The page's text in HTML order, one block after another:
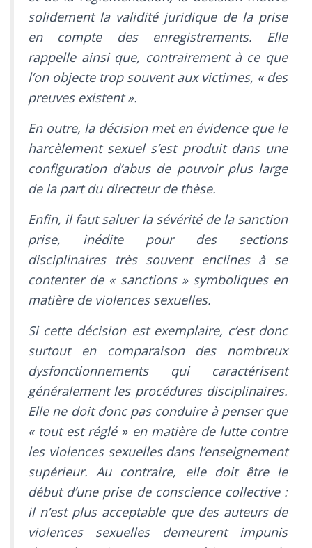
solidement la validité juridique de la prise
en compte des enregistrements. Elle
rappelle ainsi que, contrairement à ce que
l’on objecte trop souvent aux victimes, « des
preuves existent ».
En outre, la décision met en évidence que le
harcèlement sexuel s’est produit dans une
configuration d’abus de pouvoir plus large
de la part du directeur de thèse.
Enfin, il faut saluer la sévérité de la sanction
prise, inédite pour des sections
disciplinaires très souvent enclines à se
contenter de « sanctions » symboliques en
matière de violences sexuelles.
Si cette décision est exemplaire, c’est donc
surtout en comparaison des nombreux
dysfonctionnements qui caractérisent
généralement les procédures disciplinaires.
Elle ne doit donc pas conduire à penser que
« tout est réglé » en matière de lutte contre
les violences sexuelles dans l’enseignement
supérieur. Au contraire, elle doit être le
début d’une prise de conscience collective :
il n’est plus acceptable que des auteurs de
violences sexuelles demeurent impunis